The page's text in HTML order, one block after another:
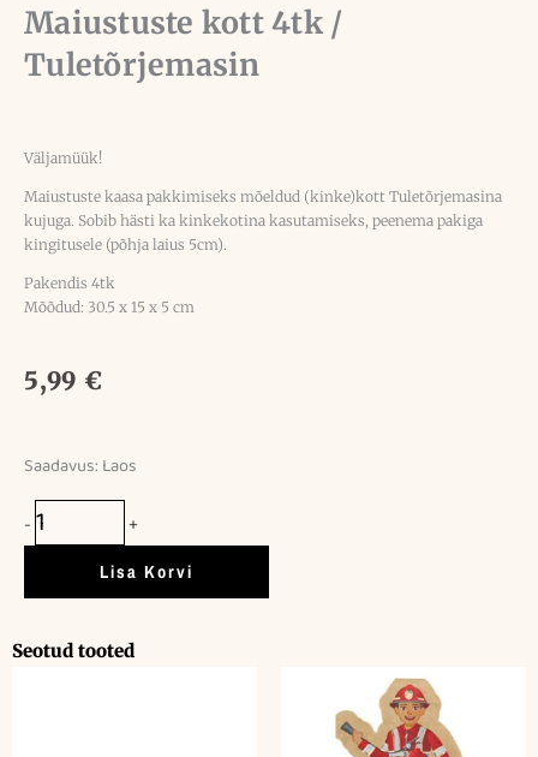
Maiustuste kott 4tk /
Tuletõrjemasin
Väljamüük!
Maiustuste kaasa pakkimiseks mõeldud (kinke)kott Tuletõrjemasina
kujuga. Sobib hästi ka kinkekotina kasutamiseks, peenema pakiga
kingitusele (põhja laius 5cm).
Pakendis 4tk
Mõõdud: 30.5 x 15 x 5 cm
5,99 €
Saadavus: Laos
-
Maiustuste
kott
4tk
Tuletõrjemasin
+
Lisa Korvi
Seotud tooted